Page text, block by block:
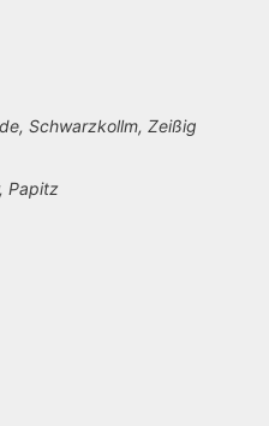
Schwarzkollm, Zeißig
Papitz